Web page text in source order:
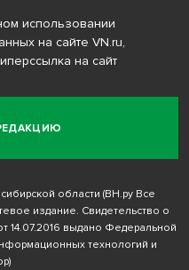
использовании
на сайте VN.ru,
на сайт
области (ВН.ру Все
издание. Свидетельство о
выдано Федеральной
технологий и